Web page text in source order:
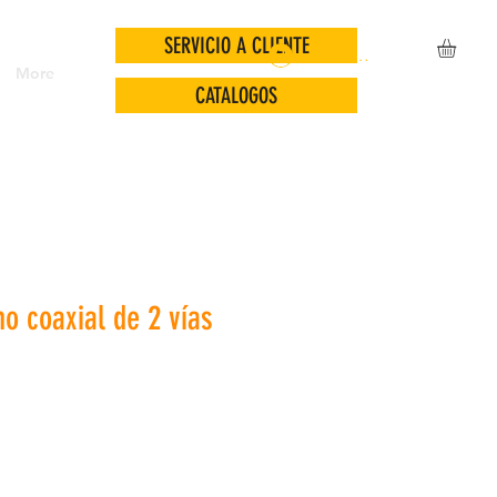
Iniciar sesión
More
SERVICIO A CLIENTE
CATALOGOS
coaxial de 2 vías